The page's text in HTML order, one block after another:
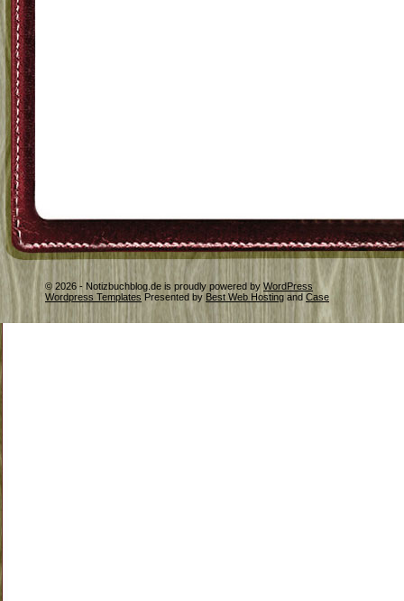
© 2026 - Notizbuchblog.de is proudly powered by WordPress
Wordpress Templates Presented by Best Web Hosting and Case